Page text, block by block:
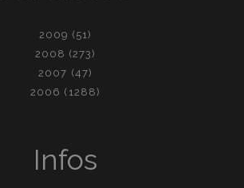
2009 (51)
2008 (273)
2007 (47)
2006 (1288)
Infos